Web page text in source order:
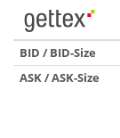
BID / BID-Size
ASK / ASK-Size